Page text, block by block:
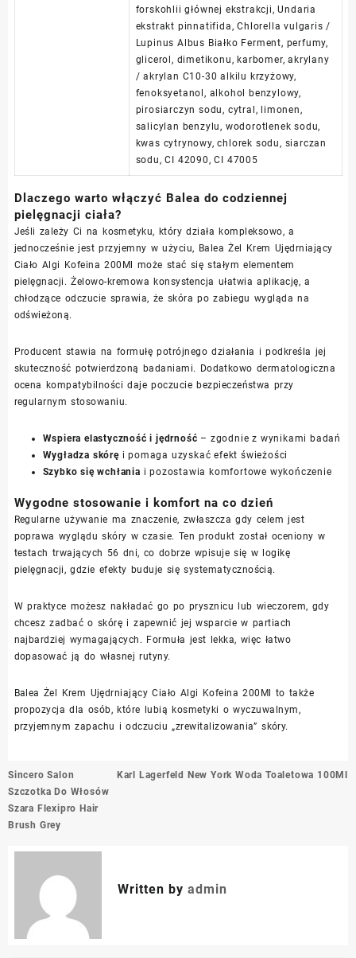
forskohlii głównej ekstrakcji, Undaria
ekstrakt pinnatifida, Chlorella vulgaris /
Lupinus Albus Białko Ferment, perfumy,
glicerol, dimetikonu, karbomer, akrylany
/ akrylan C10-30 alkilu krzyżowy,
fenoksyetanol, alkohol benzylowy,
pirosiarczyn sodu, cytral, limonen,
salicylan benzylu, wodorotlenek sodu,
kwas cytrynowy, chlorek sodu, siarczan
sodu, CI 42090, CI 47005
Dlaczego warto włączyć Balea do codziennej
pielęgnacji ciała?
Jeśli zależy Ci na kosmetyku, który działa kompleksowo, a
jednocześnie jest przyjemny w użyciu, Balea Żel Krem Ujędrniający
Ciało Algi Kofeina 200Ml może stać się stałym elementem
pielęgnacji. Żelowo-kremowa konsystencja ułatwia aplikację, a
chłodzące odczucie sprawia, że skóra po zabiegu wygląda na
odświeżoną.
Producent stawia na formułę potrójnego działania i podkreśla jej
skuteczność potwierdzoną badaniami. Dodatkowo dermatologiczna
ocena kompatybilności daje poczucie bezpieczeństwa przy
regularnym stosowaniu.
Wspiera elastyczność i jędrność – zgodnie z wynikami badań
Wygładza skóręi pomaga uzyskać efekt świeżości
Szybko się wchłania i pozostawia komfortowe wykończenie
Wygodne stosowanie i komfort na co dzień
Regularne używanie ma znaczenie, zwłaszcza gdy celem jest
poprawa wyglądu skóry w czasie. Ten produkt został oceniony w
testach trwających 56 dni, co dobrze wpisuje się w logikę
pielęgnacji, gdzie efekty buduje się systematycznością.
W praktyce możesz nakładać go po prysznicu lub wieczorem, gdy
chcesz zadbać o skórę i zapewnić jej wsparcie w partiach
najbardziej wymagających. Formuła jest lekka, więc łatwo
dopasować ją do własnej rutyny.
Balea Żel Krem Ujędrniający Ciało Algi Kofeina 200Ml to także
propozycja dla osób, które lubią kosmetyki o wyczuwalnym,
przyjemnym zapachu i odczuciu „zrewitalizowania” skóry.
Nawigacja
wpisu
Sincero Salon
Szczotka Do Włosów
Szara Flexipro Hair
Brush Grey
Karl Lagerfeld New York Woda Toaletowa 100Ml
Written by admin